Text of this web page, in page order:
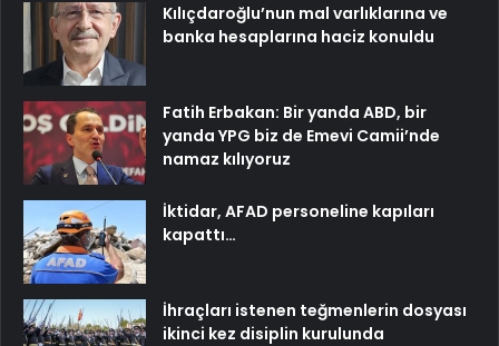
Kılıçdaroğlu’nun mal varlıklarına ve
banka hesaplarına haciz konuldu
Fatih Erbakan: Bir yanda ABD, bir
yanda YPG biz de Emevi Camii’nde
namaz kılıyoruz
İktidar, AFAD personeline kapıları
kapattı…
İhraçları istenen teğmenlerin dosyası
ikinci kez disiplin kurulunda